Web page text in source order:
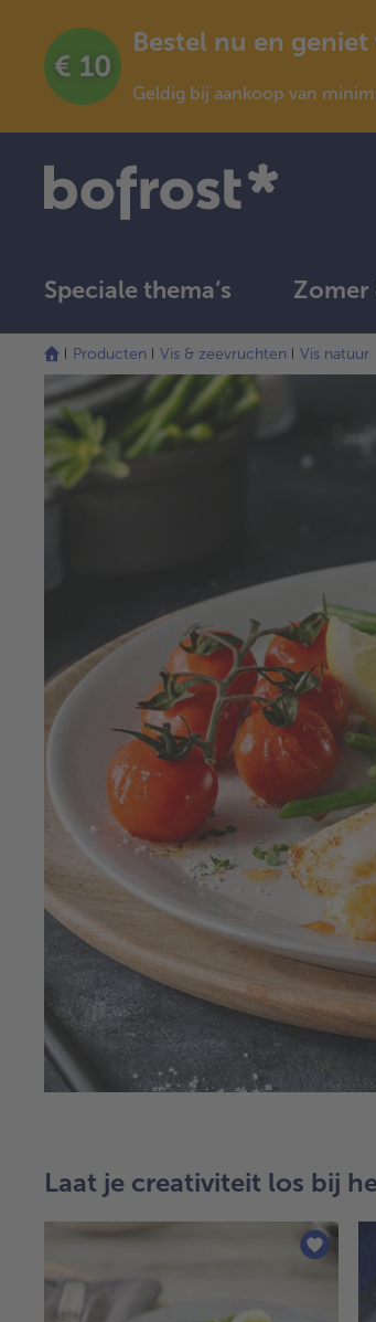
Bestel nu en
Geldig bij aankoop van
Speciale thema‘s Zomer
Producten Vis & zeevruchten Vis natuur
Laat je creativiteit los bij